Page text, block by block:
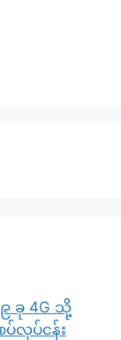
ခု 4G သို့
လုပ်ငန်း